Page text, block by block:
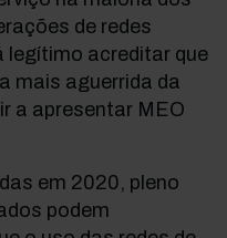
de redes
legítimo acreditar que
mais aguerrida da
a apresentar MEO
em 2020, pleno
podem